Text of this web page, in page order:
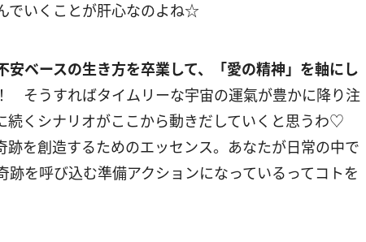
でいくことが肝心なのよね☆
安ベースの生き方を卒業して、「愛の精神」を軸にし
！ そうすればタイムリーな宇宙の運氣が豊かに降り注
続くシナリオがここから動きだしていくと思うわ♡
跡を創造するためのエッセンス。あなたが日常の中で
を呼び込む準備アクションになっているってコトを